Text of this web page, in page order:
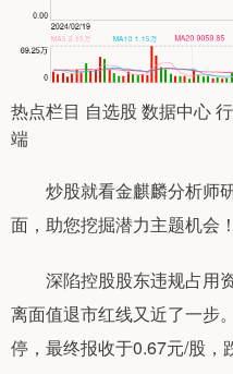
热点栏目 自选股 数据中心
端
炒股就看金麒麟分析师
面，助您挖掘潜力主题机会！
深陷控股股东违规占用
离面值退市红线又近了一步
停，最终报收于0.67元/股，